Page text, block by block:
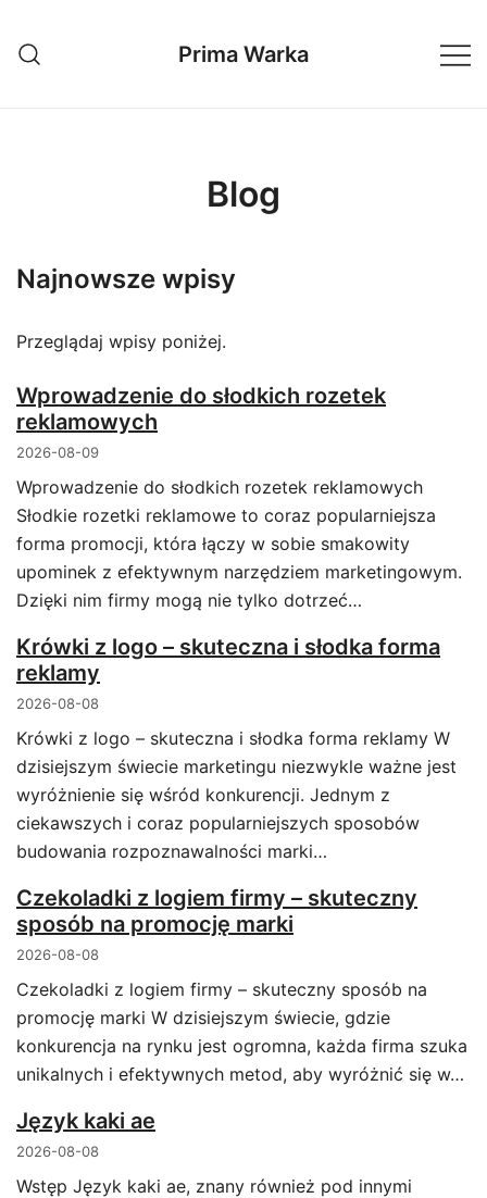
treści
Prima Warka
Blog
Najnowsze wpisy
Przeglądaj wpisy poniżej.
Wprowadzenie do słodkich rozetek
reklamowych
2026-08-09
Wprowadzenie do słodkich rozetek reklamowych
Słodkie rozetki reklamowe to coraz popularniejsza
forma promocji, która łączy w sobie smakowity
upominek z efektywnym narzędziem marketingowym.
Dzięki nim firmy mogą nie tylko dotrzeć…
Krówki z logo – skuteczna i słodka forma
reklamy
2026-08-08
Krówki z logo – skuteczna i słodka forma reklamy W
dzisiejszym świecie marketingu niezwykle ważne jest
wyróżnienie się wśród konkurencji. Jednym z
ciekawszych i coraz popularniejszych sposobów
budowania rozpoznawalności marki…
Czekoladki z logiem firmy – skuteczny
sposób na promocję marki
2026-08-08
Czekoladki z logiem firmy – skuteczny sposób na
promocję marki W dzisiejszym świecie, gdzie
konkurencja na rynku jest ogromna, każda firma szuka
unikalnych i efektywnych metod, aby wyróżnić się w…
Język kaki ae
2026-08-08
Wstęp Język kaki ae, znany również pod innymi